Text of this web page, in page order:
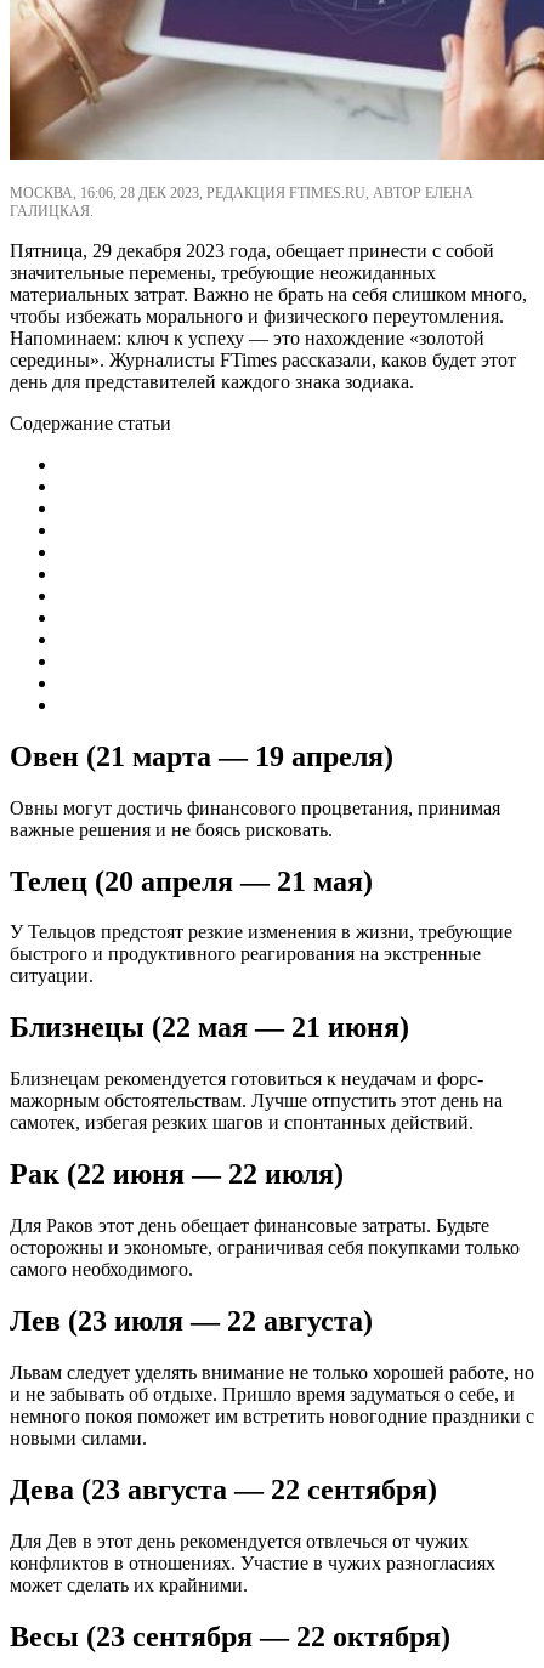
МОСКВА, 16:06, 28 ДЕК 2023, РЕДАКЦИЯ FTIMES.RU, АВТОР ЕЛЕНА
ГАЛИЦКАЯ.
Пятница, 29 декабря 2023 года, обещает принести с собой
значительные перемены, требующие неожиданных
материальных затрат. Важно не брать на себя слишком много,
чтобы избежать морального и физического переутомления.
Напоминаем: ключ к успеху — это нахождение «золотой
середины». Журналисты FTimes рассказали, каков будет этот
день для представителей каждого знака зодиака.
Содержание статьи
Овен (21 марта — 19 апреля)
Овны могут достичь финансового процветания, принимая
важные решения и не боясь рисковать.
Телец (20 апреля — 21 мая)
У Тельцов предстоят резкие изменения в жизни, требующие
быстрого и продуктивного реагирования на экстренные
ситуации.
Близнецы (22 мая — 21 июня)
Близнецам рекомендуется готовиться к неудачам и форс-
мажорным обстоятельствам. Лучше отпустить этот день на
самотек, избегая резких шагов и спонтанных действий.
Рак (22 июня — 22 июля)
Для Раков этот день обещает финансовые затраты. Будьте
осторожны и экономьте, ограничивая себя покупками только
самого необходимого.
Лев (23 июля — 22 августа)
Львам следует уделять внимание не только хорошей работе, но
и не забывать об отдыхе. Пришло время задуматься о себе, и
немного покоя поможет им встретить новогодние праздники с
новыми силами.
Дева (23 августа — 22 сентября)
Для Дев в этот день рекомендуется отвлечься от чужих
конфликтов в отношениях. Участие в чужих разногласиях
может сделать их крайними.
Весы (23 сентября — 22 октября)